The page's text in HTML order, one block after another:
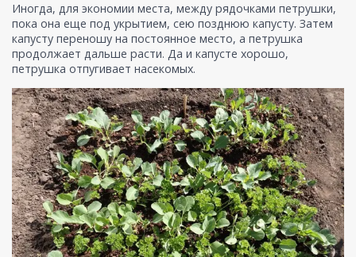
Иногда, для экономии места, между рядочками петрушки,
пока она еще под укрытием, сею позднюю капусту. Затем
капусту переношу на постоянное место, а петрушка
продолжает дальше расти. Да и капусте хорошо,
петрушка отпугивает насекомых.